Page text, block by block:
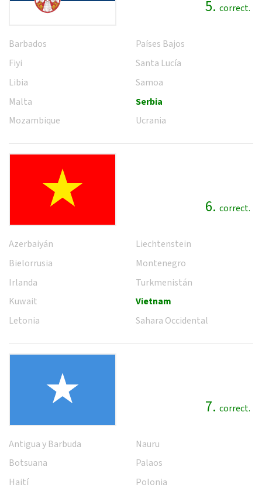
5. correct.
Barbados
Fiyi
Libia
Malta
Mozambique
Países Bajos
Santa Lucía
Samoa
Serbia
Ucrania
6. correct.
Azerbaiyán
Bielorrusia
Irlanda
Kuwait
Letonia
Liechtenstein
Montenegro
Turkmenistán
Vietnam
Sahara Occidental
7. correct.
Antigua y Barbuda
Botsuana
Haití
Nauru
Palaos
Polonia